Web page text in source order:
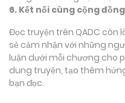
6. Kết nối cùng cộng
Đọc truyện trên QADC còn
sẻ cảm nhận với những
luận dưới mỗi chương cho
dung truyện, tạo thêm
bạn đọc.